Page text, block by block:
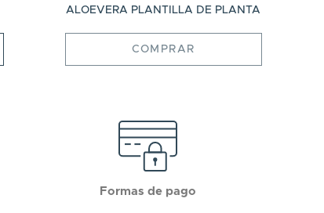
ALOEVERA PLANTILLA DE PLANTA
COMPRAR
Formas de pago